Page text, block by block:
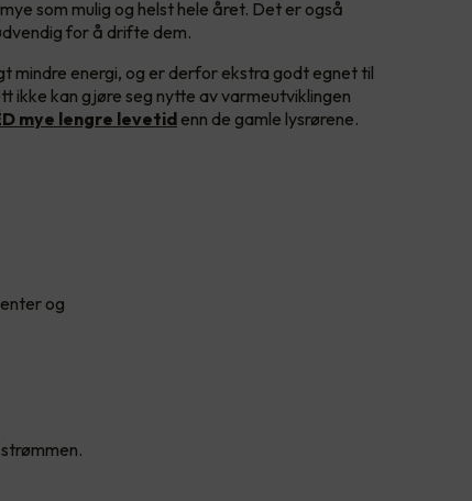
som mulig og helst hele året. Det er også
for å drifte dem.
mindre energi, og er derfor ekstra godt egnet til
ikke kan gjøre seg nytte av varmeutviklingen
mye lengre levetid enn de gamle lysrørene.
og